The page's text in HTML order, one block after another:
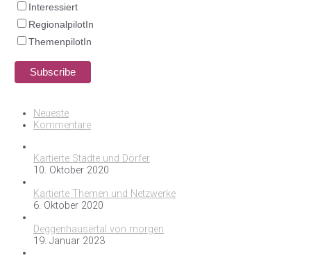
Interessiert
RegionalpilotIn
ThemenpilotIn
Neueste
Kommentare
Kartierte Städte und Dörfer
10. Oktober 2020
Kartierte Themen und Netzwerke
6. Oktober 2020
Deggenhausertal von morgen
19. Januar 2023